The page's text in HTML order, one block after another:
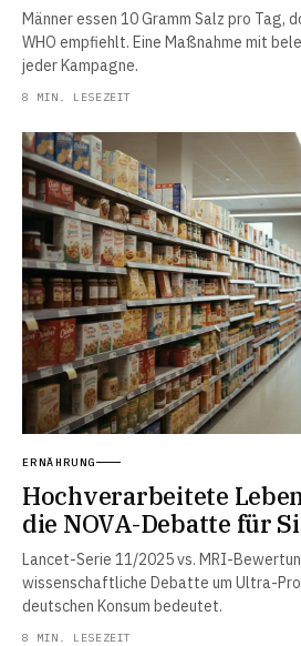
Männer essen 10 Gramm Salz pro Tag,
WHO empfiehlt. Eine Maßnahme mit
jeder Kampagne.
8 MIN. LESEZEIT
ERNÄHRUNG
Hochverarbeitete
die NOVA-Debatte für
Lancet-Serie 11/2025 vs. MRI-
wissenschaftliche Debatte um Ultra-
deutschen Konsum bedeutet.
8 MIN. LESEZEIT